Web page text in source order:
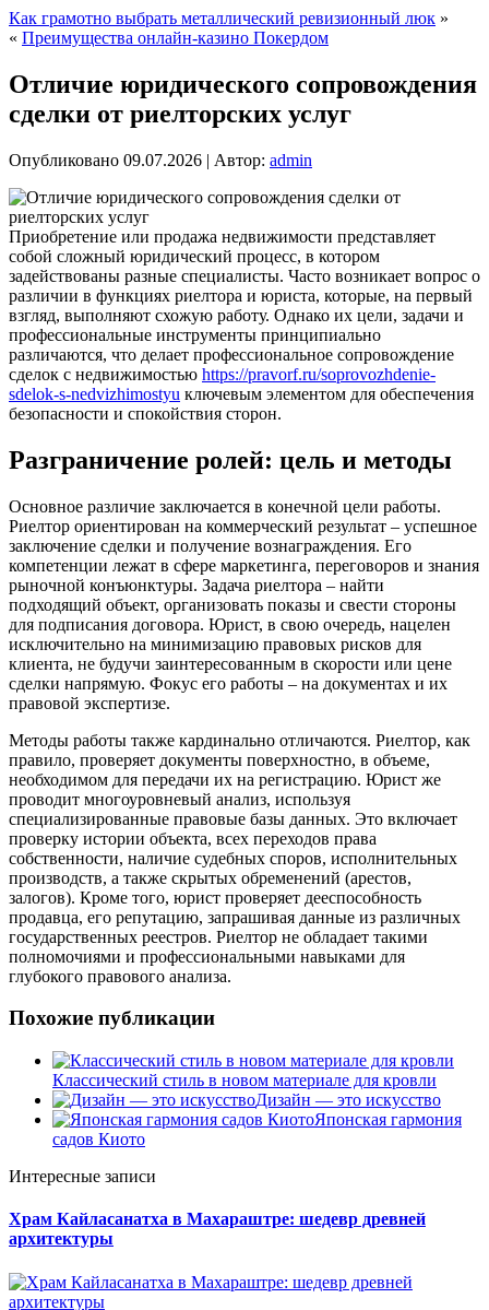
Как грамотно выбрать металлический ревизионный люк »
« Преимущества онлайн-казино Покердом
Отличие юридического сопровождения
сделки от риелторских услуг
Опубликовано 09.07.2026 | Автор: admin
Приобретение или продажа недвижимости представляет
собой сложный юридический процесс, в котором
задействованы разные специалисты. Часто возникает вопрос о
различии в функциях риелтора и юриста, которые, на первый
взгляд, выполняют схожую работу. Однако их цели, задачи и
профессиональные инструменты принципиально
различаются, что делает профессиональное сопровождение
сделок с недвижимостью https://pravorf.ru/soprovozhdenie-
sdelok-s-nedvizhimostyu ключевым элементом для обеспечения
безопасности и спокойствия сторон.
Разграничение ролей: цель и методы
Основное различие заключается в конечной цели работы.
Риелтор ориентирован на коммерческий результат – успешное
заключение сделки и получение вознаграждения. Его
компетенции лежат в сфере маркетинга, переговоров и знания
рыночной конъюнктуры. Задача риелтора – найти
подходящий объект, организовать показы и свести стороны
для подписания договора. Юрист, в свою очередь, нацелен
исключительно на минимизацию правовых рисков для
клиента, не будучи заинтересованным в скорости или цене
сделки напрямую. Фокус его работы – на документах и их
правовой экспертизе.
Методы работы также кардинально отличаются. Риелтор, как
правило, проверяет документы поверхностно, в объеме,
необходимом для передачи их на регистрацию. Юрист же
проводит многоуровневый анализ, используя
специализированные правовые базы данных. Это включает
проверку истории объекта, всех переходов права
собственности, наличие судебных споров, исполнительных
производств, а также скрытых обременений (арестов,
залогов). Кроме того, юрист проверяет дееспособность
продавца, его репутацию, запрашивая данные из различных
государственных реестров. Риелтор не обладает такими
полномочиями и профессиональными навыками для
глубокого правового анализа.
Похожие публикации
Классический стиль в новом материале для кровли
Дизайн — это искусство
Японская гармония
садов Киото
Интересные записи
Храм Кайласанатха в Махараштре: шедевр древней
архитектуры